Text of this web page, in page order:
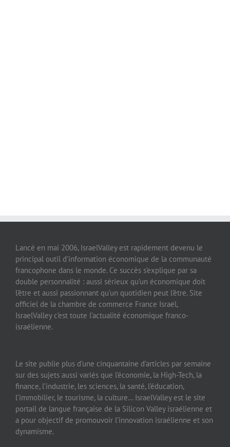
Lancé en mai 2006, IsraelValley est rapidement devenu le
principal outil d’information économique de la communauté
francophone dans le monde. Ce succès s’explique par sa
double personnalité : aussi sérieux qu’un économique doit
l’être et aussi passionnant qu’un quotidien peut l’être. Site
officiel de la chambre de commerce France Israël,
IsraelValley c’est toute l’actualité économique franco-
israélienne.
Le site publie plus d’une cinquantaine d’articles par semaine
sur des sujets aussi variés que l’économie, la High-Tech, la
finance, l’industrie, les sciences, la santé, l’éducation,
l’immobilier, le tourisme, la culture… IsraelValley est le site
portail de langue française de la Silicon Valley israélienne et
a pour objectif de promouvoir l’innovation israélienne et son
dynamisme.